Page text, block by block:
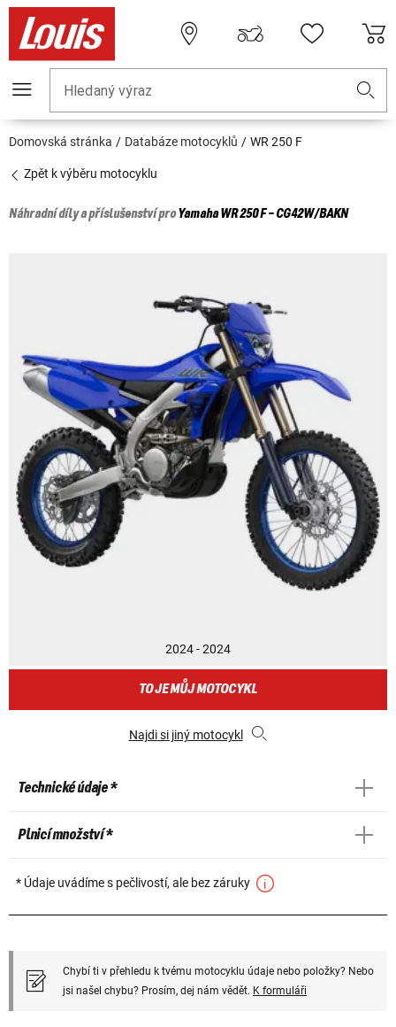
Hledaný výraz
Domovská stránka Databáze motocyklů WR 250 F
Zpět k výběru motocyklu
Náhradní díly a příslušenství proYamahaWR 250 F - CG42W/BAKN
2024 - 2024
TO JE MŮJ MOTOCYKL
Najdi si jiný motocykl
Technické údaje *
Plnicí množství *
* Údaje uvádíme s pečlivostí, ale bez záruky
Chybí ti v přehledu k tvému motocyklu údaje nebo položky? Nebo
jsi našel chybu? Prosím, dej nám vědět. K formuláři